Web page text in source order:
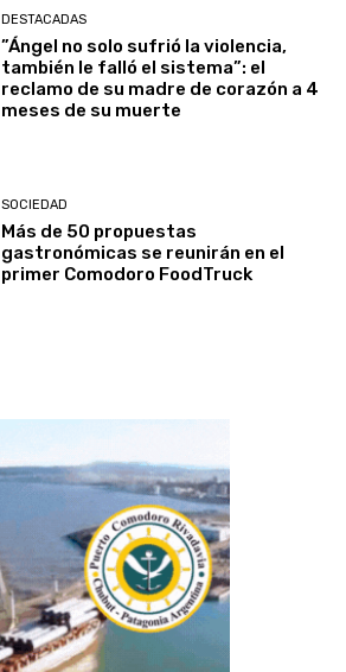
DESTACADAS
​”Ángel no solo sufrió la violencia,
también le falló el sistema”: el
reclamo de su madre de corazón a 4
meses de su muerte
SOCIEDAD
Más de 50 propuestas
gastronómicas se reunirán en el
primer Comodoro FoodTruck